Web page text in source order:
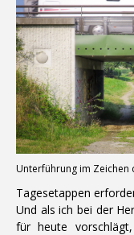
Unterführung im Zeichen
Tagesetappen
Und als ich bei der
für heute